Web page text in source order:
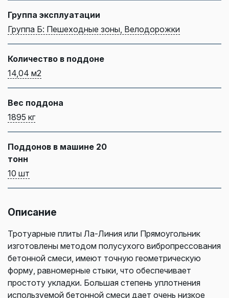
Группа эксплуатации
Группа Б: Пешеходные зоны, Велодорожки
Количество в поддоне
14,04 м2
Вес поддона
1895 кг
Поддонов в машине 20
тонн
10 шт
Описание
Тротуарные плиты Ла-Линия или Прямоугольник
изготовлены методом полусухого вибропрессования
бетонной смеси, имеют точную геометрическую
форму, равномерные стыки, что обеспечивает
простоту укладки. Большая степень уплотнения
используемой бетонной смеси дает очень низкое